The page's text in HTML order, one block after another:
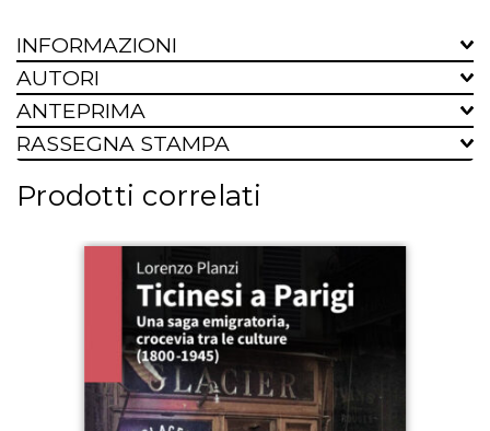
INFORMAZIONI
AUTORI
ANTEPRIMA
RASSEGNA STAMPA
Prodotti correlati